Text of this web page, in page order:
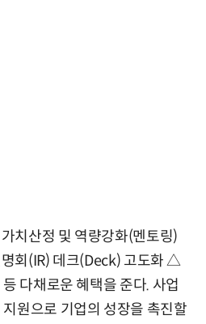
치산정 및 역량강화(멘토링)
회(IR) 데크(Deck) 고도화 △
다채로운 혜택을 준다. 사업
원으로 기업의 성장을 촉진할